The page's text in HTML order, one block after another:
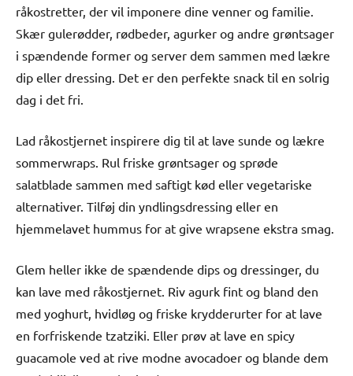
råkostretter, der vil imponere dine venner og familie.
Skær gulerødder, rødbeder, agurker og andre grøntsager
i spændende former og server dem sammen med lækre
dip eller dressing. Det er den perfekte snack til en solrig
dag i det fri.
Lad råkostjernet inspirere dig til at lave sunde og lækre
sommerwraps. Rul friske grøntsager og sprøde
salatblade sammen med saftigt kød eller vegetariske
alternativer. Tilføj din yndlingsdressing eller en
hjemmelavet hummus for at give wrapsene ekstra smag.
Glem heller ikke de spændende dips og dressinger, du
kan lave med råkostjernet. Riv agurk fint og bland den
med yoghurt, hvidløg og friske krydderurter for at lave
en forfriskende tzatziki. Eller prøv at lave en spicy
guacamole ved at rive modne avocadoer og blande dem